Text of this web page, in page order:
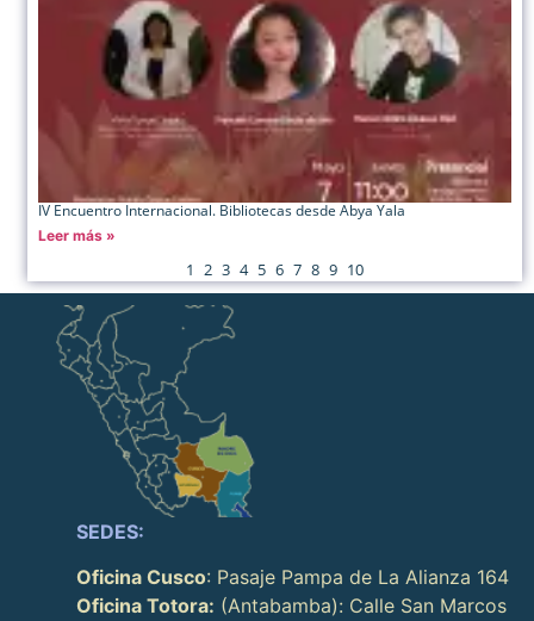
IV Encuentro Internacional. Bibliotecas desde Abya Yala
Leer más »
1 2 3 4 5 6 7 8 9 10
SEDES:
Oficina Cusco: Pasaje Pampa de La Alianza 164
Oficina Totora: (Antabamba): Calle San Marcos